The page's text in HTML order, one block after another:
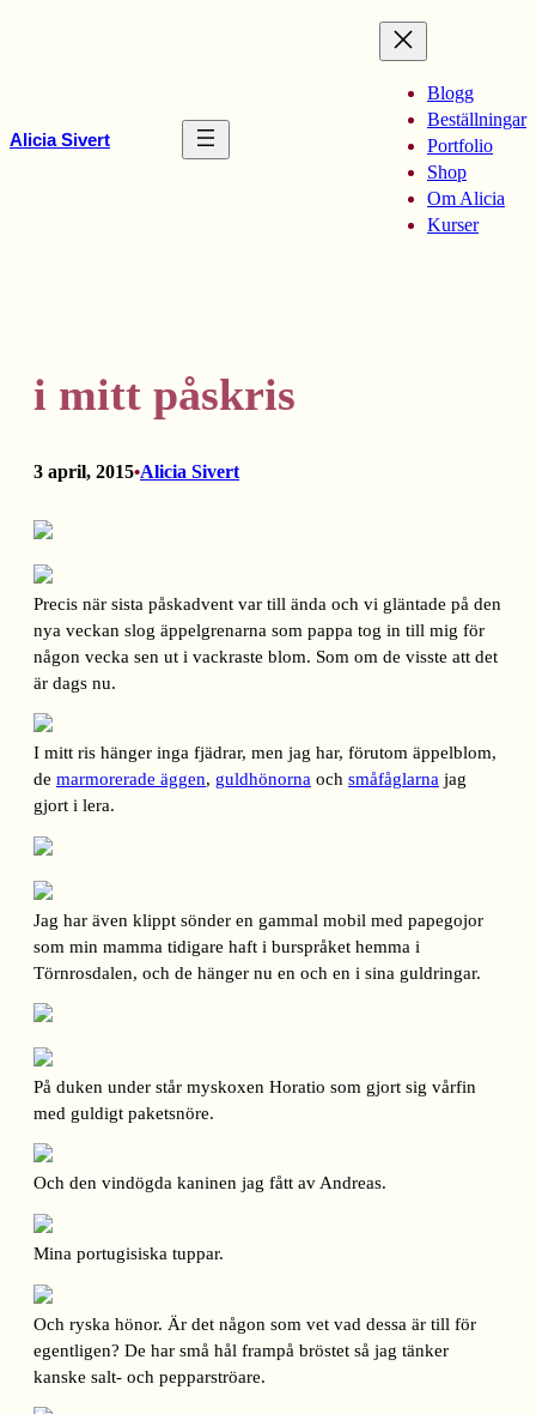
Alicia Sivert
Blogg
Beställningar
Portfolio
Shop
Om Alicia
Kurser
i mitt påskris
3 april, 2015•Alicia Sivert
Precis när sista påskadvent var till ända och vi gläntade på den
nya veckan slog äppelgrenarna som pappa tog in till mig för
någon vecka sen ut i vackraste blom. Som om de visste att det
är dags nu.
I mitt ris hänger inga fjädrar, men jag har, förutom äppelblom,
de marmorerade äggen, guldhönorna och småfåglarna jag
gjort i lera.
Jag har även klippt sönder en gammal mobil med papegojor
som min mamma tidigare haft i burspråket hemma i
Törnrosdalen, och de hänger nu en och en i sina guldringar.
På duken under står myskoxen Horatio som gjort sig vårfin
med guldigt paketsnöre.
Och den vindögda kaninen jag fått av Andreas.
Mina portugisiska tuppar.
Och ryska hönor. Är det någon som vet vad dessa är till för
egentligen? De har små hål frampå bröstet så jag tänker
kanske salt- och pepparströare.